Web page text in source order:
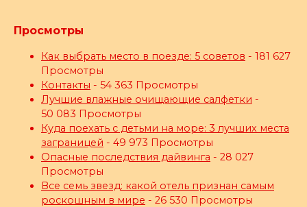
Просмотры
Как выбрать место в поезде: 5 советов - 181 627
Просмотры
Контакты - 54 363 Просмотры
Лучшие влажные очищающие салфетки -
50 083 Просмотры
Куда поехать с детьми на море: 3 лучших места
заграницей - 49 973 Просмотры
Опасные последствия дайвинга - 28 027
Просмотры
Все семь звезд: какой отель признан самым
роскошным в мире - 26 530 Просмотры